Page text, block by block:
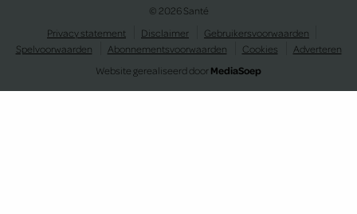
© 2026 Santé
Privacy statement
Disclaimer
Gebruikersvoorwaarden
Spelvoorwaarden
Abonnementsvoorwaarden Cookies
Adverteren
Website gerealiseerd doorMediaSoep